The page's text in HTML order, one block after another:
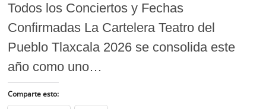
Todos los Conciertos y Fechas
Confirmadas La Cartelera Teatro del
Pueblo Tlaxcala 2026 se consolida este
año como uno…
Comparte esto: